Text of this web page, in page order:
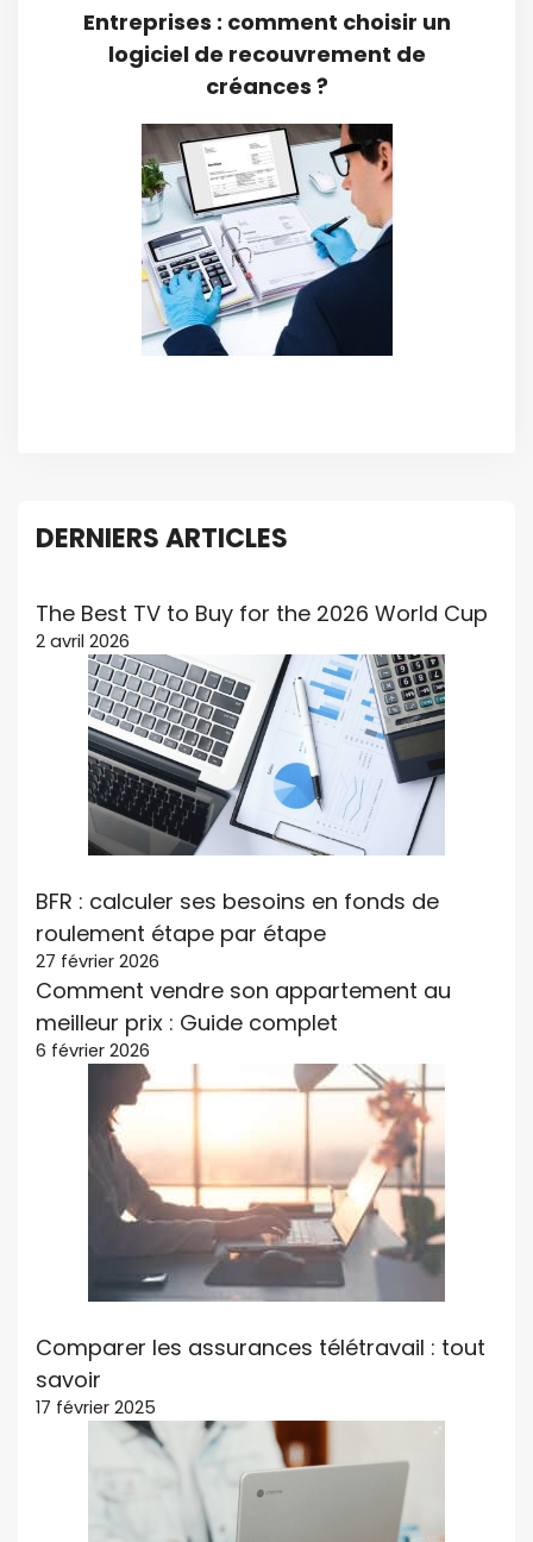
Entreprises : comment choisir un
logiciel de recouvrement de
créances ?
DERNIERS ARTICLES
The Best TV to Buy for the 2026 World Cup
2 avril 2026
BFR : calculer ses besoins en fonds de
roulement étape par étape
27 février 2026
Comment vendre son appartement au
meilleur prix : Guide complet
6 février 2026
Comparer les assurances télétravail : tout
savoir
17 février 2025